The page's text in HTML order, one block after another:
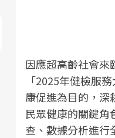
因應超高齡社會來
「2025年健檢服
康促進為目的，深
民眾健康的關鍵角
查、數據分析進行